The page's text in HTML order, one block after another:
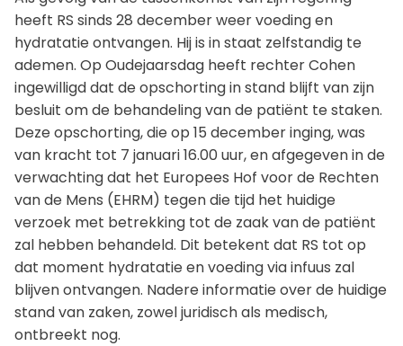
heeft RS sinds 28 december weer voeding en
hydratatie ontvangen. Hij is in staat zelfstandig te
ademen. Op Oudejaarsdag heeft rechter Cohen
ingewilligd dat de opschorting in stand blijft van zijn
besluit om de behandeling van de patiënt te staken.
Deze opschorting, die op 15 december inging, was
van kracht tot 7 januari 16.00 uur, en afgegeven in de
verwachting dat het Europees Hof voor de Rechten
van de Mens (EHRM) tegen die tijd het huidige
verzoek met betrekking tot de zaak van de patiënt
zal hebben behandeld. Dit betekent dat RS tot op
dat moment hydratatie en voeding via infuus zal
blijven ontvangen. Nadere informatie over de huidige
stand van zaken, zowel juridisch als medisch,
ontbreekt nog.